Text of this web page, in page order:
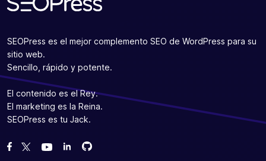
SEOPress es el mejor complemento SEO de WordPress para su
sitio web.
Sencillo, rápido y potente.
El contenido es el Rey.
El marketing es la Reina.
SEOPress es tu Jack.
Danos like en Facebook
Síguenos en Twitter
Míranos en YouTube
Bifurcanos en GitHub
Bifurcanos en GitHub